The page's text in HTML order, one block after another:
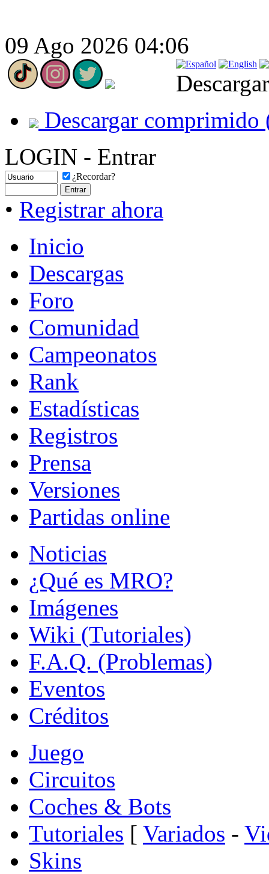
09 Ago 2026 04:06
Descargar comprimido
LOGIN - Entrar
¿Recordar?
• Registrar ahora
Inicio
Descargas
Foro
Comunidad
Campeonatos
Rank
Estadísticas
Registros
Prensa
Versiones
Partidas online
Noticias
¿Qué es MRO?
Imágenes
Wiki (Tutoriales)
F.A.Q. (Problemas)
Eventos
Créditos
Juego
Circuitos
Coches & Bots
Tutoriales [ Variados -
Skins